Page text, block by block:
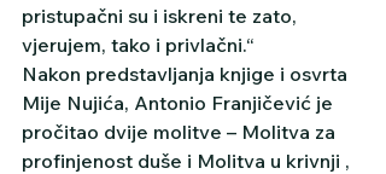
pristupačni su i iskreni te zato,
vjerujem, tako i privlačni.“
Nakon predstavljanja knjige i osvrta
Mije Nujića, Antonio Franjičević je
pročitao dvije molitve – Molitva za
profinjenost duše i Molitva u krivnji ,